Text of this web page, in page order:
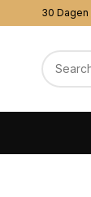
30